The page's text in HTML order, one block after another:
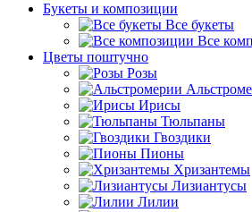
Букеты и композиции
Все букеты
Все
Цветы поштучно
Розы
Ирисы
Тюльпаны
Гвоздики
Пионы
Хризантемы
Лизиантусы
Лилии